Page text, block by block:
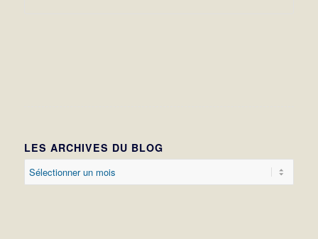
LES ARCHIVES DU BLOG